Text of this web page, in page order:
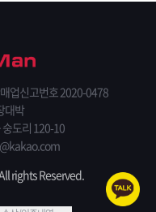
업신고번호 2020-0478
대박
숭도리 120-10
rights Reserved.